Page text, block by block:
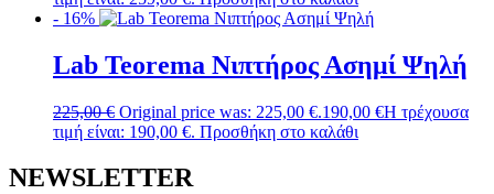
- 16%
Lab Teorema Νιπτήρος Ασημί Ψηλή
225,00€ Original price was: 225,00 €.190,00 €Η τρέχουσα
τιμή είναι: 190,00 €. Προσθήκη στο καλάθι
NEWSLETTER